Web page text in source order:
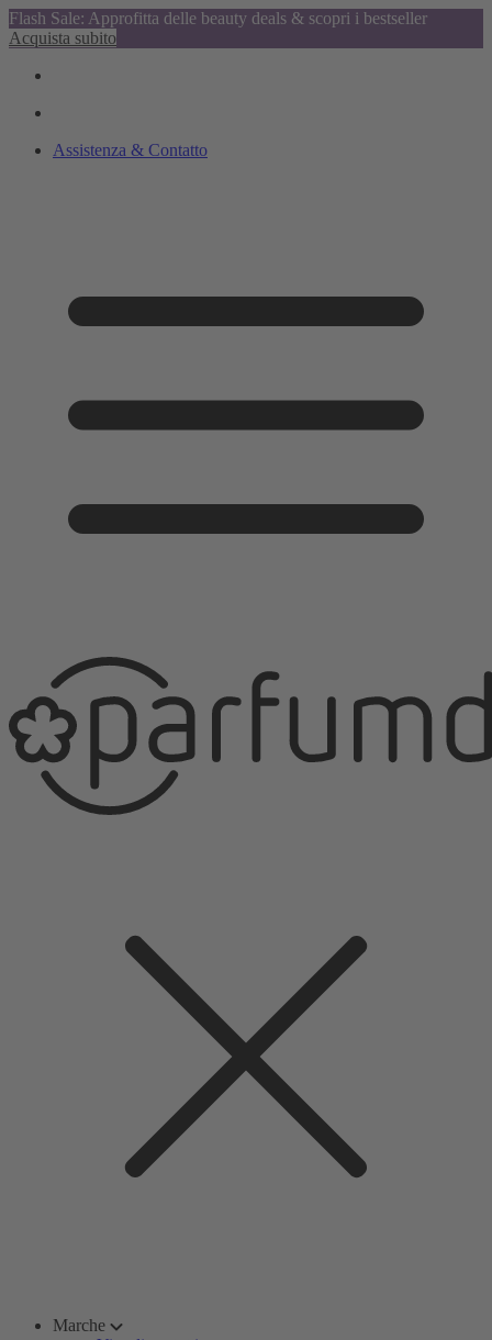
Flash Sale: Approfitta delle beauty deals & scopri i bestseller
Acquista subito
Assistenza & Contatto
Marche